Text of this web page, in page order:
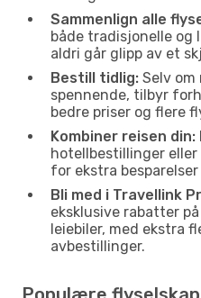
Sammenlign alle
både tradisjonelle og
aldri går glipp av et
Bestill tidlig: Selv
spennende, tilbyr
bedre priser og flere
Kombiner reisen din:
hotellbestillinger
for ekstra
Bli med i Travellink
eksklusive rabatter
leiebiler, med ekstra
avbestillinger.